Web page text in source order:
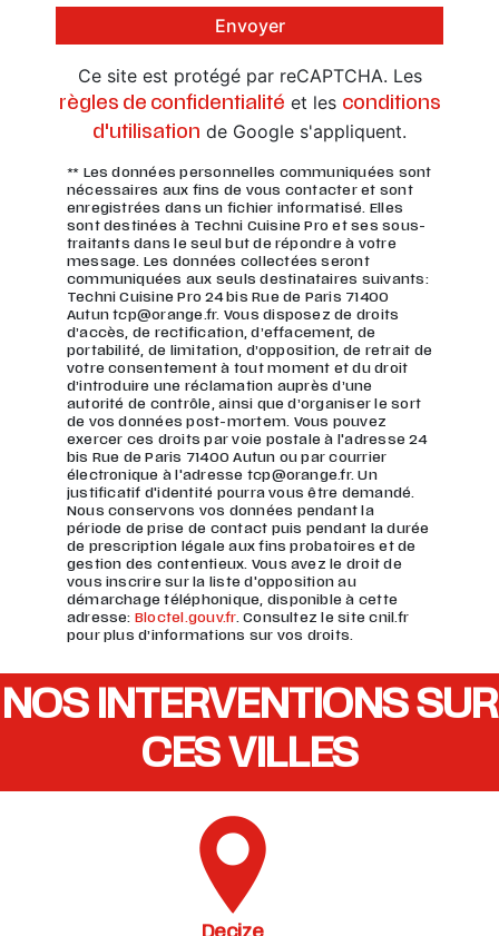
Envoyer
Ce site est protégé par reCAPTCHA. Les
règles de confidentialité et les conditions
d'utilisation de Google s'appliquent.
** Les données personnelles communiquées sont
nécessaires aux fins de vous contacter et sont
enregistrées dans un fichier informatisé. Elles
sont destinées à Techni Cuisine Pro et ses sous-
traitants dans le seul but de répondre à votre
message. Les données collectées seront
communiquées aux seuls destinataires suivants:
Techni Cuisine Pro 24 bis Rue de Paris 71400
Autun tcp@orange.fr. Vous disposez de droits
d’accès, de rectification, d’effacement, de
portabilité, de limitation, d’opposition, de retrait de
votre consentement à tout moment et du droit
d’introduire une réclamation auprès d’une
autorité de contrôle, ainsi que d’organiser le sort
de vos données post-mortem. Vous pouvez
exercer ces droits par voie postale à l'adresse 24
bis Rue de Paris 71400 Autun ou par courrier
électronique à l'adresse tcp@orange.fr. Un
justificatif d'identité pourra vous être demandé.
Nous conservons vos données pendant la
période de prise de contact puis pendant la durée
de prescription légale aux fins probatoires et de
gestion des contentieux. Vous avez le droit de
vous inscrire sur la liste d'opposition au
démarchage téléphonique, disponible à cette
adresse: Bloctel.gouv.fr. Consultez le site cnil.fr
pour plus d’informations sur vos droits.
NOS INTERVENTIONS SUR
CES VILLES